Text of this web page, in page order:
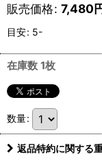
販売価格: 7,480
目安: 5-
在庫数 1枚
数量:
返品特約に関する